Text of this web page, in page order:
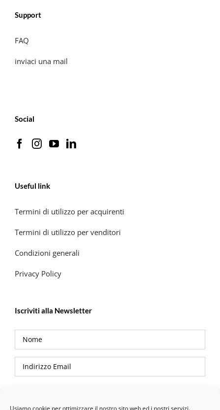
Usiamo cookie per ottimizzare il nostro sito web ed i nostri servizi.
Support
FAQ
inviaci una mail
Social
Useful link
Termini di utilizzo per acquirenti
Termini di utilizzo per venditori
Condizioni generali
Privacy Policy
Iscriviti alla Newsletter